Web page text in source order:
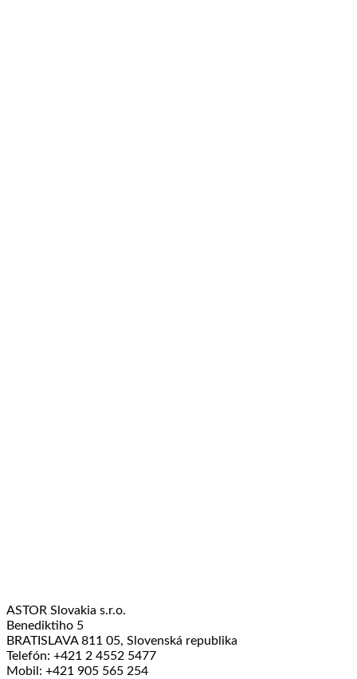
ASTOR Slovakia s.r.o.
Benediktiho 5
BRATISLAVA 811 05, Slovenská republika
Telefón: +421 2 4552 5477
Mobil: +421 905 565 254